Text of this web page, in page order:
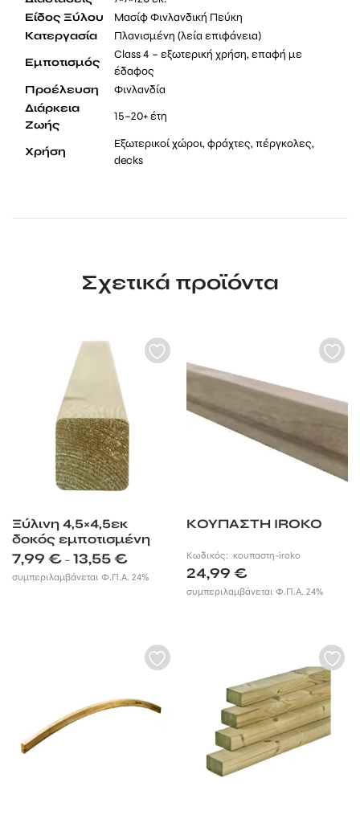
Είδος Ξύλου
Μασίφ Φινλανδική Πεύκη
Κατεργασία
Πλανισμένη (λεία επιφάνεια)
Εμποτισμός
Class 4 – εξωτερική χρήση, επαφή με
έδαφος
Προέλευση
Φινλανδία
Διάρκεια
Ζωής
15–20+ έτη
Χρήση
Εξωτερικοί χώροι, φράχτες, πέργκολες,
decks
Σχετικά προϊόντα
Ξύλινη 4,5×4,5εκ
δοκός εμποτισμένη
7,99 € – 13,55€
range:
συμπεριλαμβάνεται Φ.Π.Α. 24%
ΚΟΥΠΑΣΤΗ IROKO
Κωδικός:κουπαστη-iroko
24,99€
συμπεριλαμβάνεται Φ.Π.Α. 24%